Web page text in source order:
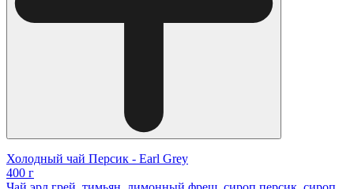
Холодный чай Персик - Earl Grey
400 г